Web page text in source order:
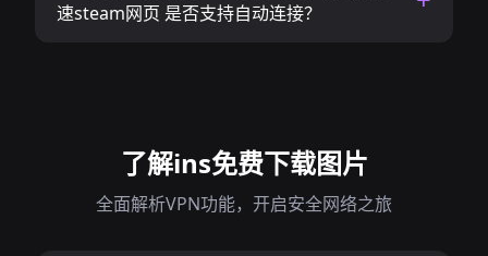
速steam网页 是否支持自动连接？
了解ins免费下载图片
全面解析VPN功能，开启安全网络之旅